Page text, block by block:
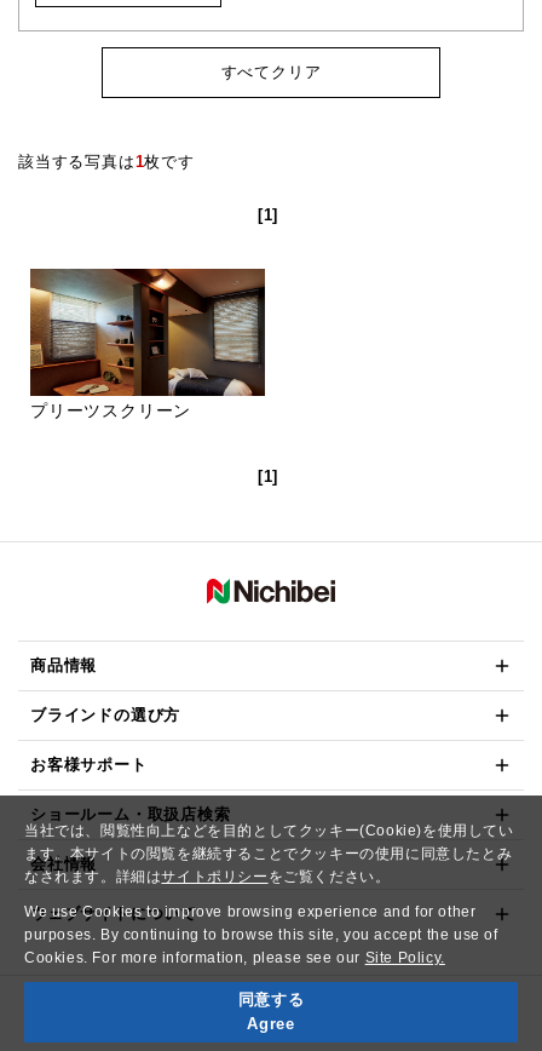
当社では、閲覧性向上などを目的としてクッキー(Cookie)を使用してい
ます。本サイトの閲覧を継続することでクッキーの使用に同意したとみ
なされます。詳細はサイトポリシー をご覧ください。
We use Cookies to improve browsing experience and for other
purposes. By continuing to browse this site, you accept the use of
Cookies. For more information, please see our Site Policy.
同意する
Agree
すべてクリア
該当する写真は1枚です
[1]
プリーツスクリーン
[1]
商品情報
ブラインドの選び方
お客様サポート
ショールーム・取扱店検索
会社情報
ウェブサイトについて
Copyright© NICHIBEI CO.,LTD. All Rights Reserved.